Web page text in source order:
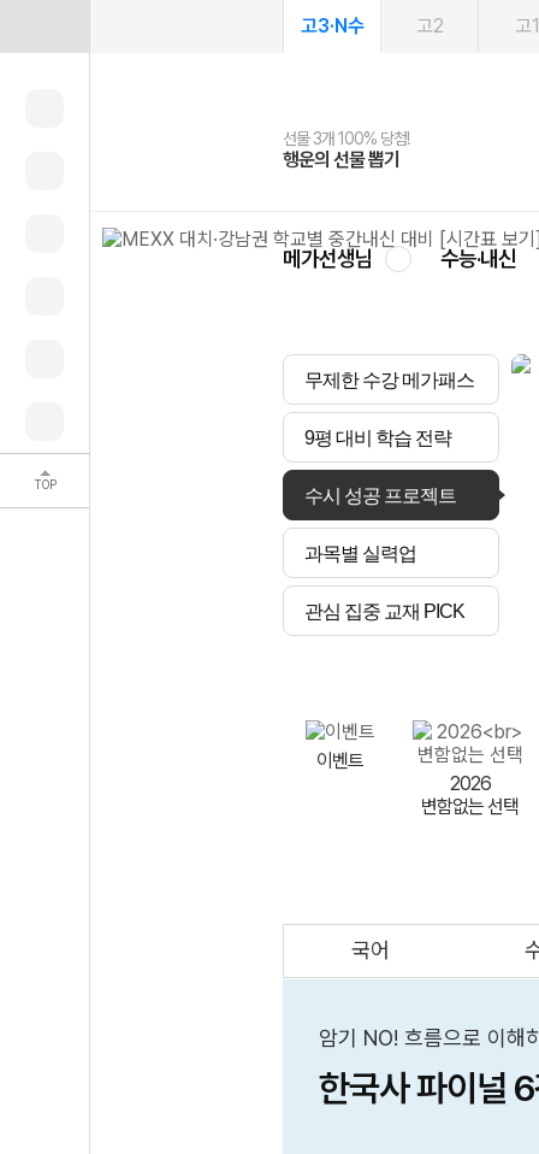
TOP
고3·N수 고2 고1
선물 3개 100% 당첨!
행운의 선물 뽑기
선물 100% 증정!
메가스터디 X 올리브
여름방학 스터디 캐시백
메가런 썸머스쿨
2027 러셀 단과
강사 공개선발
스마트러닝앱
설문 EVENT
메가패스
3일 무료 체험권
메가패스 수강생 무료혜택!
메가클럽 멤버십
사회공헌 캠페인
희망이룸 메가나눔
메가선생님 수능·내신
무제한 수강 메가패스
9평 대비 학습 전략
수시 성공 프로젝트
과목별 실력업
관심 집중 교재 PICK
이벤트
2026
변함없는 선택
국어
암기 NO! 흐름으로 이해
한국사 파이널